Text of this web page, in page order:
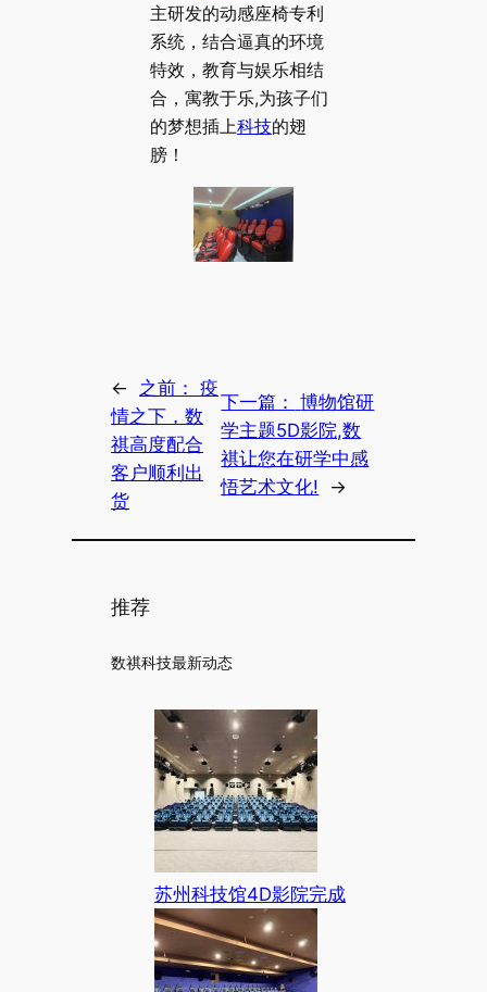
主研发的动感座椅专利
系统，结合逼真的环境
特效，教育与娱乐相结
合，寓教于乐,为孩子们
的梦想插上科技的翅
膀！
← 之前：疫
情之下，数
祺高度配合
客户顺利出
货
下一篇：
博物馆研
学主题5D影院,数
祺让您在研学中感
悟艺术文化!
→
推荐
数祺科技最新动态
苏州科技馆4D影院完成